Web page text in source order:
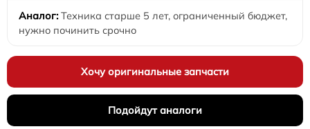
Техника старше 5 лет, ограниченный бюджет,
нужно починить срочно
Хочу оригинальные запчасти
Подойдут аналоги